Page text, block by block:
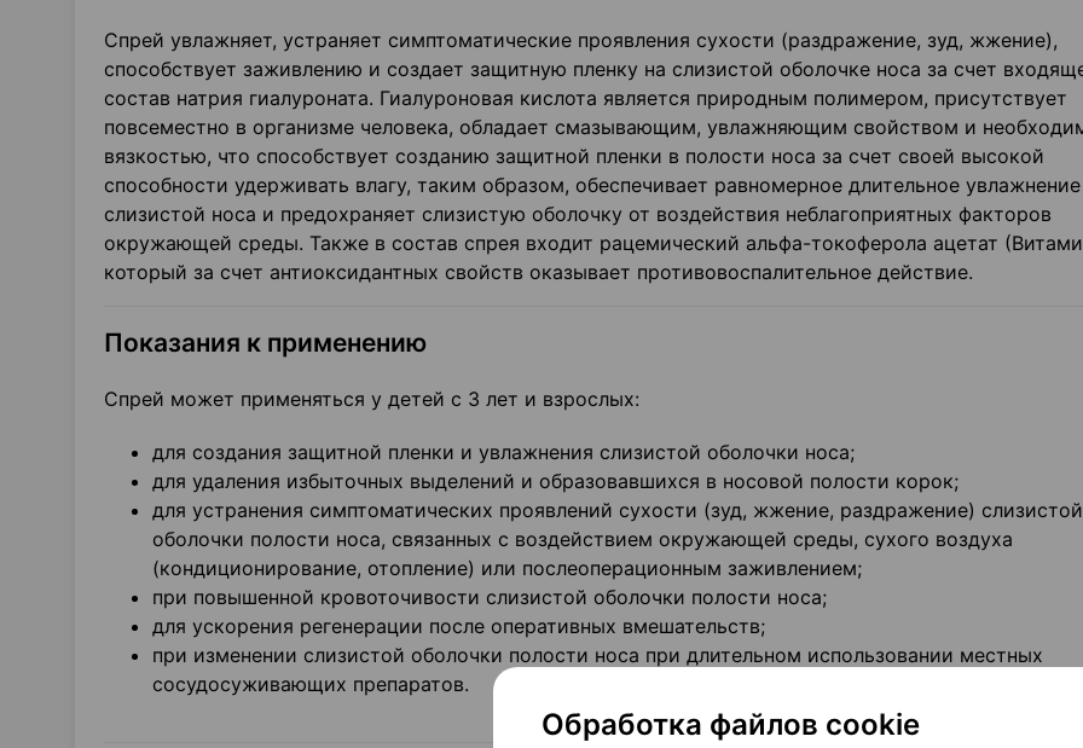
Спрей увлажняет, устраняет симптоматические проявления сухости (раздражение, зуд, жжение),
способствует заживлению и создает защитную пленку на слизистой оболочке носа за счет
состав натрия гиалуроната. Гиалуроновая кислота является природным полимером, присутствует
повсеместно в организме человека, обладает смазывающим, увлажняющим свойством и
вязкостью, что способствует созданию защитной пленки в полости носа за счет своей высокой
способности удерживать влагу, таким образом, обеспечивает равномерное длительное увлажнение
слизистой носа и предохраняет слизистую оболочку от воздействия неблагоприятных факторов
окружающей среды. Также в состав спрея входит рацемический альфа-токоферола ацетат
который за счет антиоксидантных свойств оказывает противовоспалительное действие.
Показания к применению
Спрей может применяться у детей с 3 лет и взрослых:
для создания защитной пленки и увлажнения слизистой оболочки носа;
для удаления избыточных выделений и образовавшихся в носовой полости корок;
для устранения симптоматических проявлений сухости (зуд, жжение, раздражение) слизистой
оболочки полости носа, связанных с воздействием окружающей среды, сухого воздуха
(кондиционирование, отопление) или послеоперационным заживлением;
при повышенной кровоточивости слизистой оболочки полости носа;
для ускорения регенерации после оперативных вмешательств;
при изменении слизистой оболочки полости носа при длительном использовании местных
сосудосуживающих препаратов.
Обработка файлов cookie